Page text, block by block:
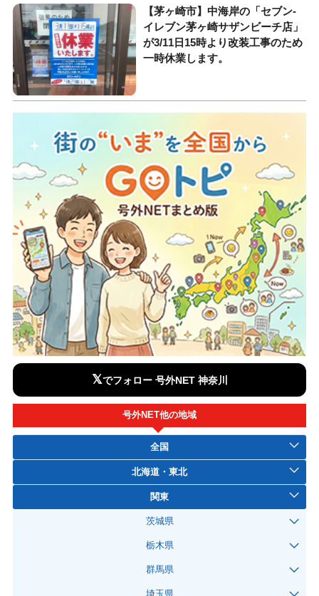
【茅ヶ崎市】中海岸の「セブン‐
イレブン茅ヶ崎サザンビーチ店」
が3/11日15時より改装工事のため
一時休業します。
𝕏でフォロー 号外NET 神奈川
号外NET他の地域
全国
北海道・東北
関東
茨城県
栃木県
群馬県
埼玉県